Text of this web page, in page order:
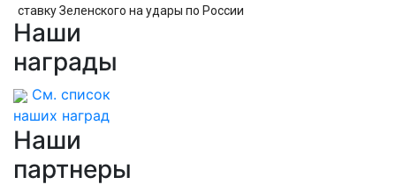
ставку Зеленского на удары по России
Наши
награды
См. список
наших наград
Наши
партнеры